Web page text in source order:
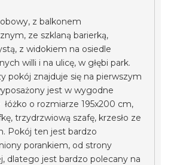
z balkonem
ze szklaną barierką,
z widokiem na osiedle
willi i na ulicę, w głębi park.
pokój znajduje się na pierwszym
jest w wygodne
o rozmiarze 195x200 cm,
trzydrzwiową szafę, krzesło ze
Pokój ten jest bardzo
porankiem, od strony
dlatego jest bardzo polecany na